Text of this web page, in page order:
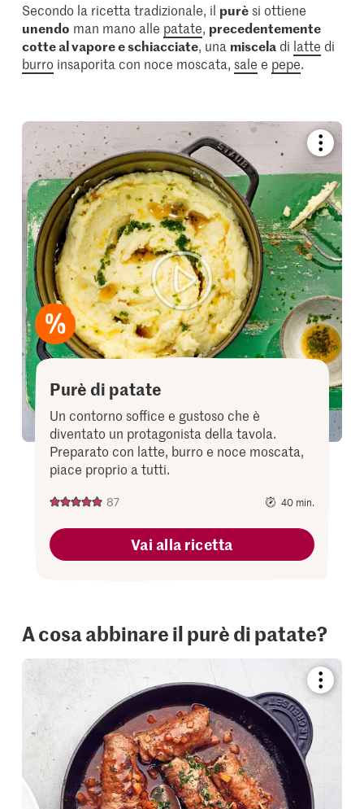
Secondo la ricetta tradizionale, il purè si ottiene
unendo man mano alle patate, precedentemente
cotte al vapore e schiacciate, una miscela di latte di
burro insaporita con noce moscata, sale e pepe.
recipe
or
add
it
to
your
Purè di patate
Un contorno soffice e gustoso che è
diventato un protagonista della tavola.
Preparato con latte, burro e noce moscata,
piace proprio a tutti.
87 40 min.
Vai alla ricetta
A cosa abbinare il purè di patate?
recipe